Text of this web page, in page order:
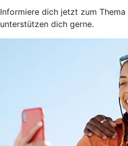
Informiere dich jetzt zum Thema
unterstützen dich gerne.